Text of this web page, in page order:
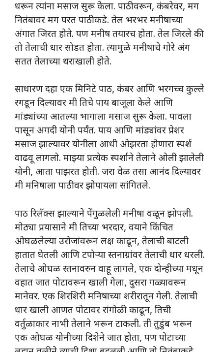
धरून त्यांना मसाज सुरू केला. पाठीवरून, कंबरेवर, मग
नितंबावर मग परत पाठीकडे. तेल भरभर मनीषाच्या
अंगात जिरत होते. पण मनीष तयारच होता. तेल जिरले की
तो तेलाची धार सोडत होता. त्यामुळे मनीषाचे गोरे अंग
सतत तेलाच्या थराखाली होते.
साधारण दहा एक मिनिटे पाठ, कंबर आणि भरगच्च कुल्ले
रगडून दिल्यावर मी तिचे पाय बाजूला केले आणि
मांड्यांच्या आतल्या भागाला मसाज सुरू केला. पावला
पासून अगदी योनी पर्यंत. पाय आणि मांड्यांवर प्रेशर
मसाज झाल्यावर योनीला आधी ओझरता होणारा स्पर्श
वाढवू लागलो. माझ्या प्रत्येक स्पर्शाने तेलाने ओली झालेली
योनी, आता पाझरत होती. जरा वेळ तसा आनंद दिल्यावर
मी मनिषाला पाठीवर झोपायला सांगितले.
पाठ रिलॅक्स झाल्याने पेंगुळलेली मनीषा वळून झोपली.
मोठ्या प्रयासाने मी तिच्या भरदार, वयाने किंचित
ओघळलेल्या उरोजांवरून लक्ष काढून, तेलाची बाटली
हातात घेतली आणि टपोऱ्या स्तनाग्रांवर तेलाची धार धरली.
तेलाचे ओघळ स्तनावरुन वाहू लागले, एक दोन्हीच्या मधून
वहात जात पोटावरून खाली गेला, दुसरा गळ्यावरून
मानेवर. एक शिरशिरी मनिषाच्या शरीरातून गेली. तेलाची
धार खाली आणत पोटावर रांगोळी काढून, तिची
वर्तुळाकार नाभी तेलाने भरून टाकली. ती तुडुंब भरून
एक ओघळ योनीच्या दिशेने जात होता, पण पोटाच्या